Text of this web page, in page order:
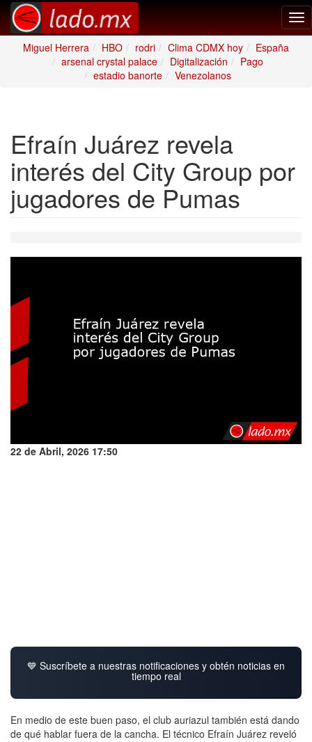
Miguel Herrera
HBO rodri Clima CDMX hoy
España
arsenal crystal palace
Digitalización
Pago
estadio banorte
Venezolanos
Efraín Juárez revela
interés del City Group por
jugadores de Pumas
22 de Abril, 2026 17:50
💙 Suscríbete a nuestras notificaciones y obtén noticias en
tiempo real
En medio de este buen paso, el club auriazul también está dando
de qué hablar fuera de la cancha. El técnico Efraín Juárez reveló